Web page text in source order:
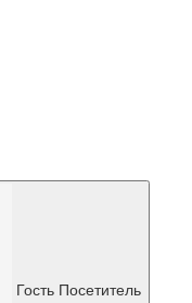
Гость Посетитель